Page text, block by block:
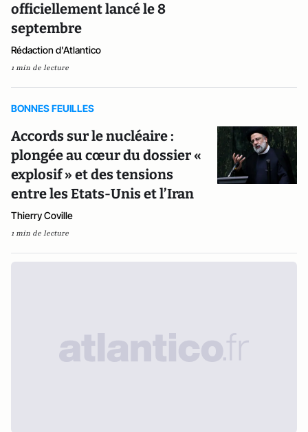
officiellement lancé le 8
septembre
Rédaction d'Atlantico
1 min de lecture
BONNES FEUILLES
Accords sur le nucléaire :
plongée au cœur du dossier «
explosif » et des tensions
entre les Etats-Unis et l’Iran
Thierry Coville
1 min de lecture